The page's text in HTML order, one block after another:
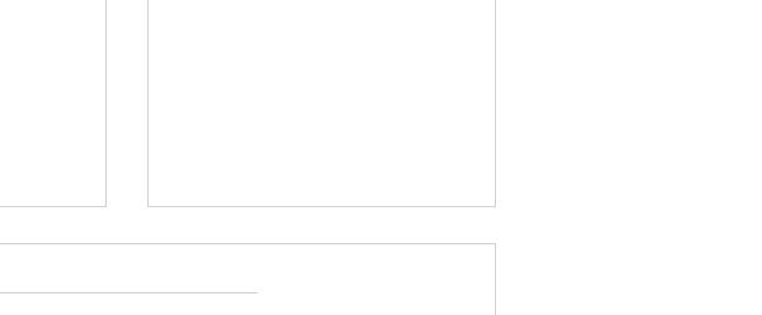
にでき
変わらなきゃ
変わらなきゃいけない、変わらな